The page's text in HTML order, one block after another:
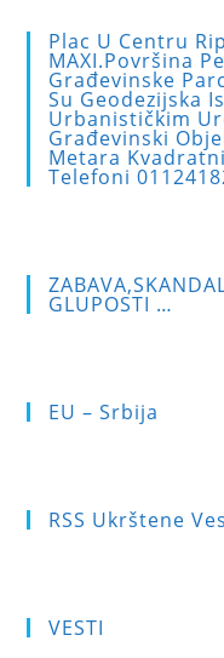
Plac U Centru
MAXI.Površina
Građevinske
Su Geodezijska
Urbanističkim
Građevinski
Metara
Telefoni
GLUPOSTI …
EU – Srbija
RSS Ukrštene
VESTI